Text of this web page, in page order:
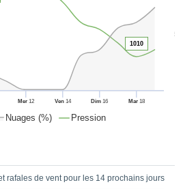
Nuages (%) Pression
50
Mer12 Ven14 Dim 16 Mar18
1010
rafales de vent pour les 14 prochains jours